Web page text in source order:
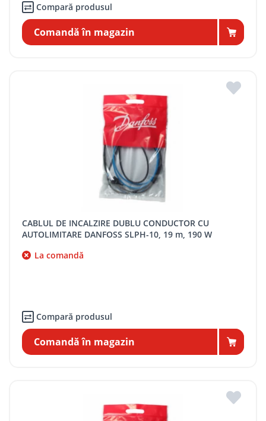
Compară produsul
Comandă în magazin
CABLUL DE INCALZIRE DUBLU CONDUCTOR CU
AUTOLIMITARE DANFOSS SLPH-10, 19 m, 190 W
La comandă
Compară produsul
Comandă în magazin